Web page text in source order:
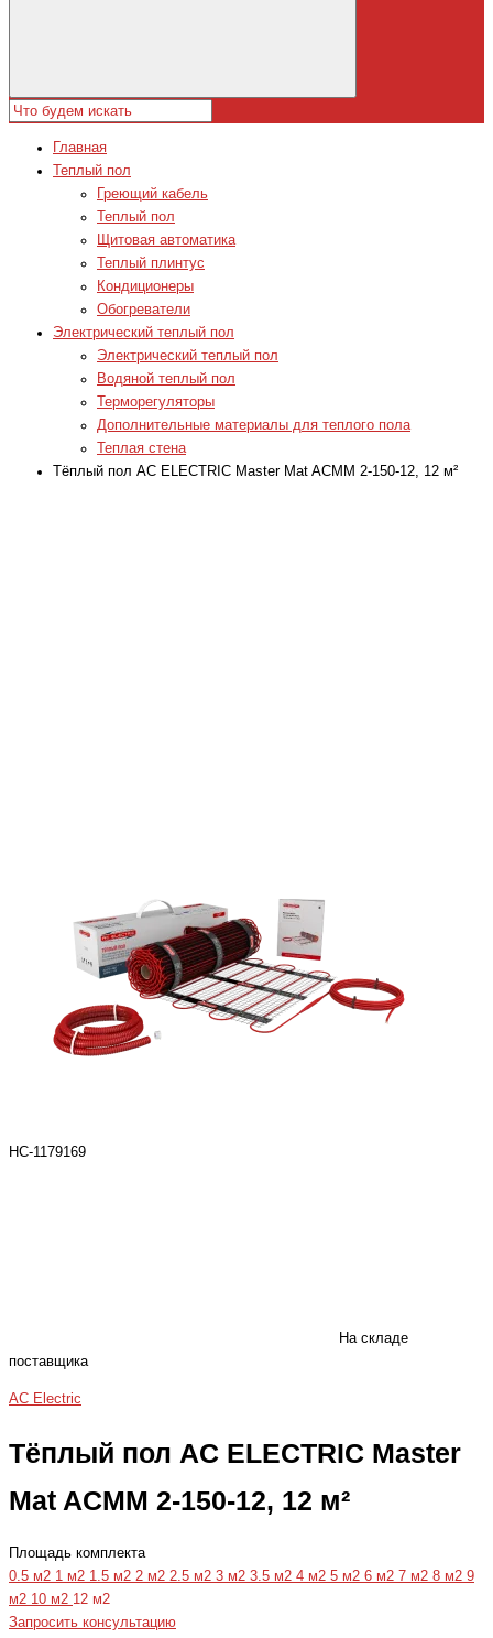
Главная
Теплый пол
Греющий кабель
Теплый пол
Щитовая автоматика
Теплый плинтус
Кондиционеры
Обогреватели
Электрический теплый пол
Электрический теплый пол
Водяной теплый пол
Терморегуляторы
Дополнительные материалы для теплого пола
Теплая стена
Тёплый пол AC ELECTRIC Master Mat ACMM 2-150-12, 12 м²
НС-1179169
На складе
поставщика
AC Electric
Тёплый пол AC ELECTRIC Master
Mat ACMM 2-150-12, 12 м²
Площадь комплекта
0.5 м2 1 м2 1.5 м2 2 м2 2.5 м2 3 м2 3.5 м2 4 м2 5 м2 6 м2 7 м2 8 м2 9
м2 10 м2 12 м2
Запросить консультацию